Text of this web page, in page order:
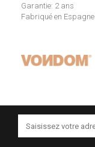
Garantie: 2 ans
Fabriqué en Espagne